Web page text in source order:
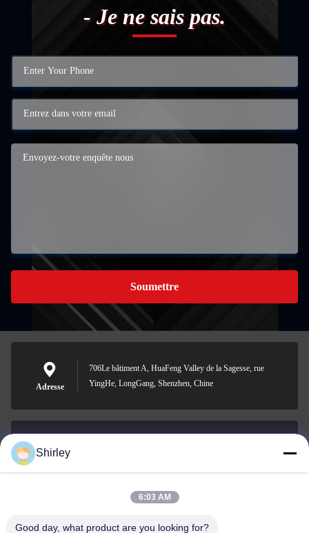
- Je ne sais pas.
Soumettre
Adresse
706Le bâtiment A, HuaFeng Valley de la Sagesse, rue
YingHe, LongGang, Shenzhen, Chine
Shirley
6:03 AM
Good day, what product are you looking for?